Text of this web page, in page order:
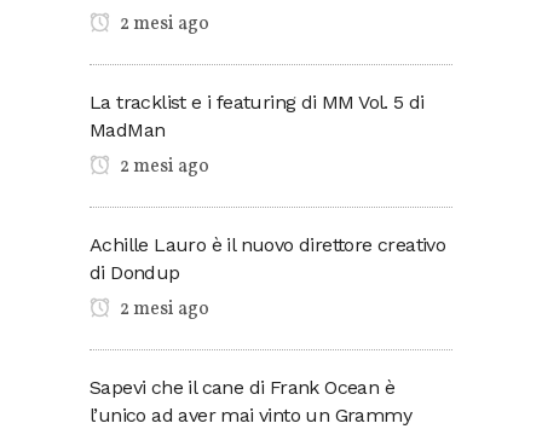
2 mesi ago
La tracklist e i featuring di MM Vol. 5 di
MadMan
2 mesi ago
Achille Lauro è il nuovo direttore creativo
di Dondup
2 mesi ago
Sapevi che il cane di Frank Ocean è
l’unico ad aver mai vinto un Grammy